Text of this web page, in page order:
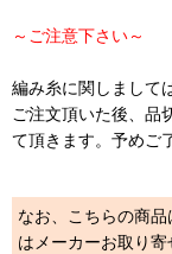
～ご注意下さい～
編み糸に関しまして
ご注文頂いた後、品
て頂きます。予めご
なお、こちらの商
はメーカーお取り寄